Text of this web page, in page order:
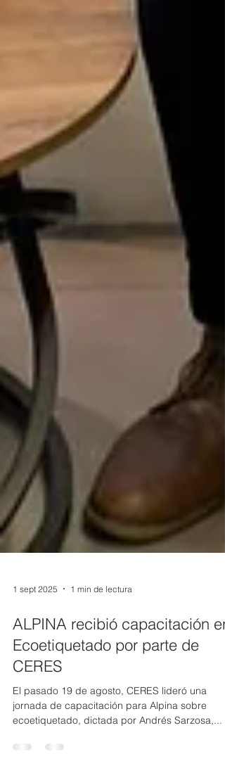
1 sept 2025 1 min de lectura
ALPINA recibió capacitación en
Ecoetiquetado por parte de
CERES
El pasado 19 de agosto, CERES lideró una